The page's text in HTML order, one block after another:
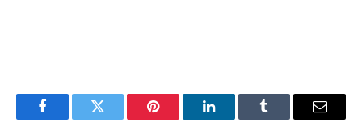
FacebookTwitter Pinterest LinkedInTumblr Email